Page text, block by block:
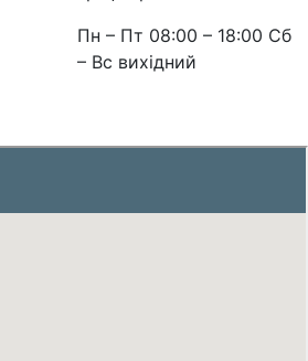
Пн – Пт 08:00 – 18:00 Сб
– Вс вихідний